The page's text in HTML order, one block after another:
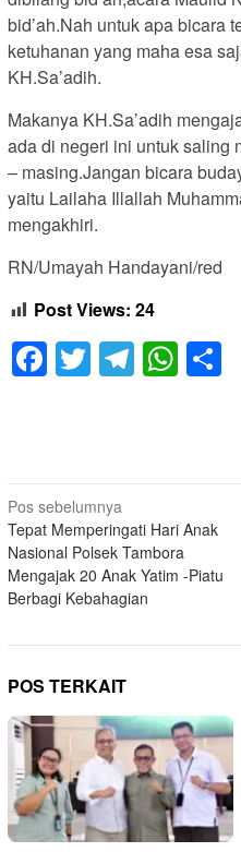
bid’ah.Nah untuk apa bicara
ketuhanan yang maha esa
KH.Sa’adih.
Makanya KH.Sa’adih
ada di negeri ini untuk saling
– masing.Jangan bicara
yaitu Lailaha Illallah
mengakhiri.
RN/Umayah Handayani/red
Post Views: 24
Facebook
Twitter
Navigasi
pos
Pos sebelumnya
Tepat Memperingati Hari Anak
Nasional Polsek Tambora
Mengajak 20 Anak Yatim -Piatu
Berbagi Kebahagian
POS TERKAIT